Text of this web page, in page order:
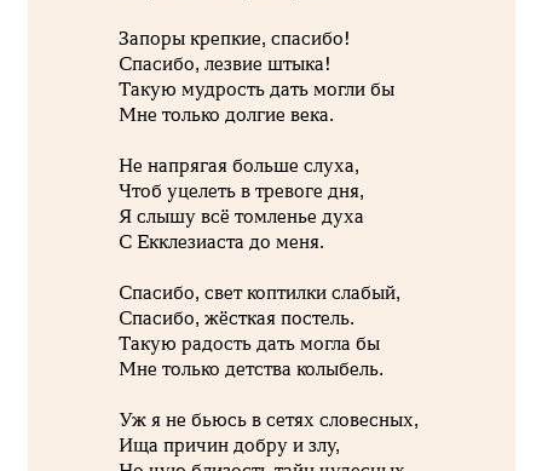
Запоры крепкие, спасибо!
Спасибо, лезвие штыка!
Такую мудрость дать могли бы
Мне только долгие века.
Не напрягая больше слуха,
Чтоб уцелеть в тревоге дня,
Я слышу всё томленье духа
С Екклезиаста до меня.
Спасибо, свет коптилки слабый,
Спасибо, жёсткая постель.
Такую радость дать могла бы
Мне только детства колыбель.
Уж я не бьюсь в сетях словесных,
Ища причин добру и злу,